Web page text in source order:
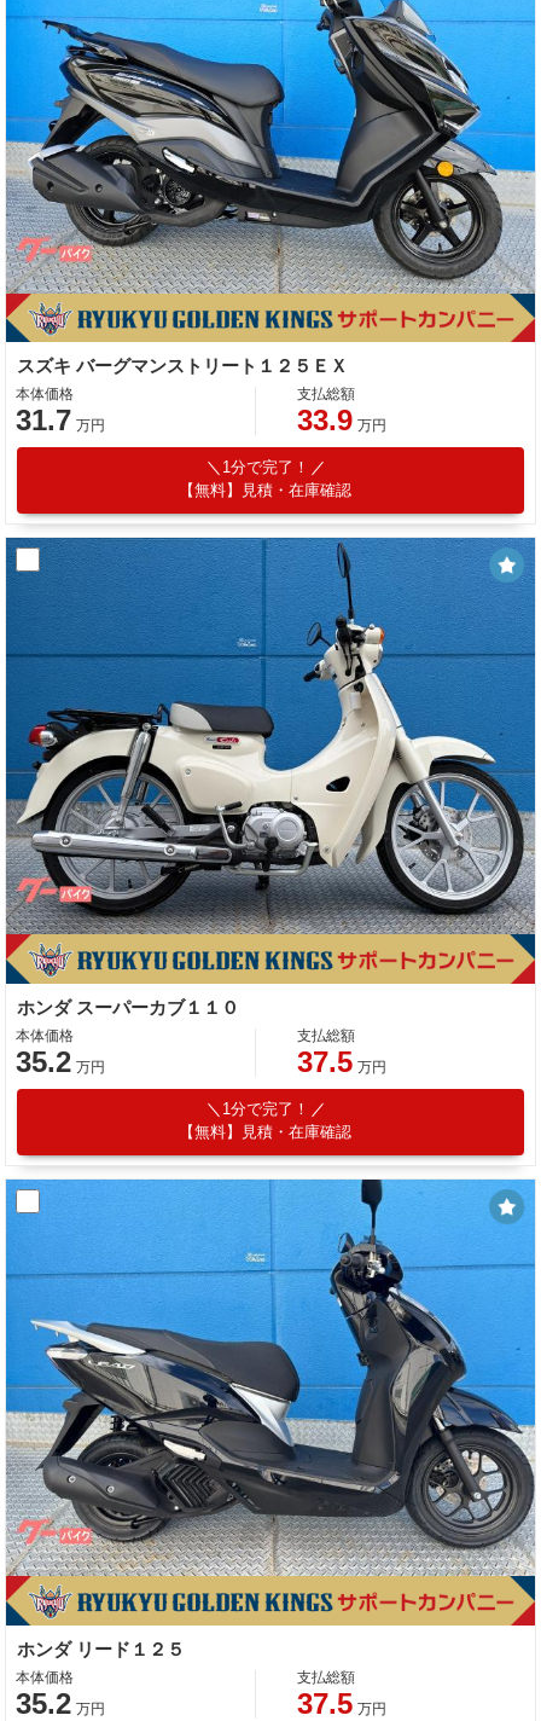
スズキ バーグマンストリート１２５ＥＸ
本体価格
31.7 万円
支払総額
33.9 万円
1分で完了！
【無料】見積・在庫確認
ホンダ スーパーカブ１１０
本体価格
35.2 万円
支払総額
37.5 万円
1分で完了！
【無料】見積・在庫確認
ホンダ リード１２５
本体価格
35.2 万円
支払総額
37.5 万円